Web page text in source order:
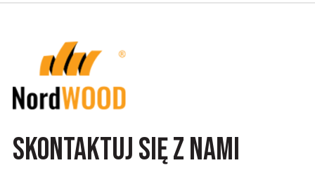
Skontaktuj się z nami